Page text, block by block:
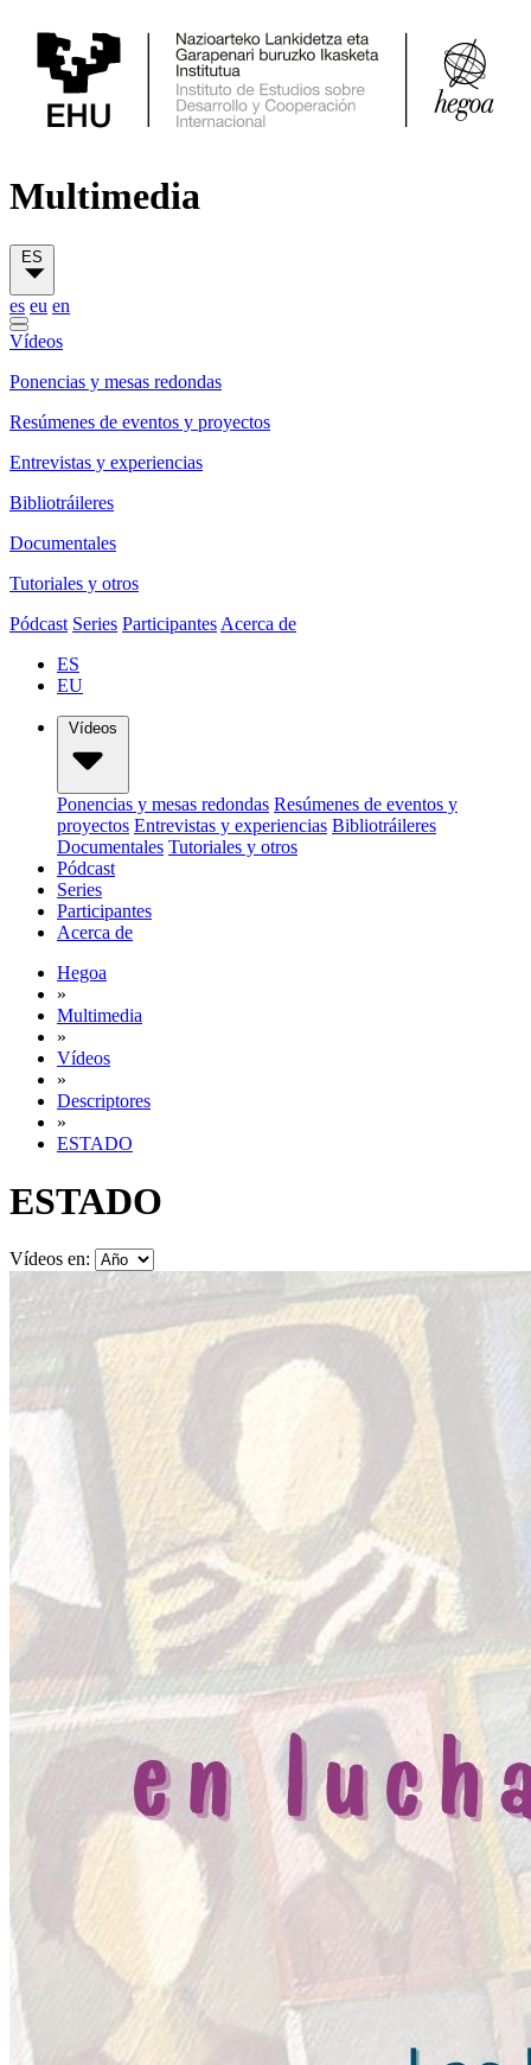
Multimedia
ES
es eu en
Vídeos
Ponencias y mesas redondas
Resúmenes de eventos y proyectos
Entrevistas y experiencias
Bibliotráileres
Documentales
Tutoriales y otros
Pódcast Series Participantes Acerca de
ES
EU
Vídeos
Ponencias y mesas redondas Resúmenes de eventos y
proyectos Entrevistas y experiencias Bibliotráileres
Documentales Tutoriales y otros
Pódcast
Series
Participantes
Acerca de
Hegoa
»
Multimedia
»
Vídeos
»
Descriptores
»
ESTADO
ESTADO
Vídeos en: